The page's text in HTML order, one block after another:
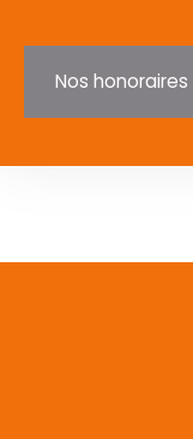
Nos honoraires